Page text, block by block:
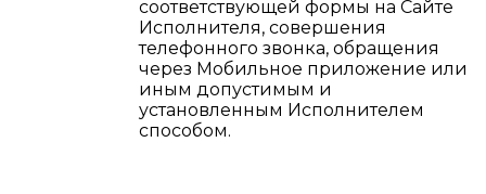
соответствующей формы на Сайте
Исполнителя, совершения
телефонного звонка, обращения
через Мобильное приложение или
иным допустимым и
установленным Исполнителем
способом.